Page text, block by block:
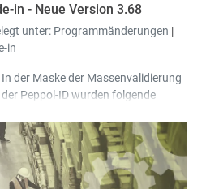
in - Neue Version 3.68
unter: Programmänderungen |
in
In der Maske der Massenvalidierung
der Peppol-ID wurden folgende
Nur Kunden mit fehlerhafter
Peppol-ID anzeigen.
Einstellungen bei bereits
bestehenden Peppol-Kunden